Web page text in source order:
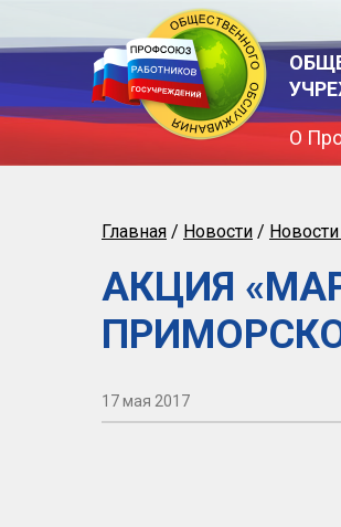
О
Главная / Новости /
АКЦИЯ
17 мая 2017